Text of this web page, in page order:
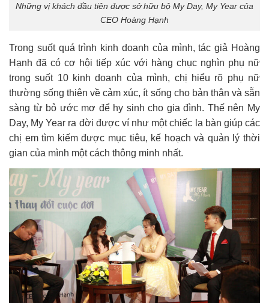
Những vị khách đầu tiên được sở hữu bộ My Day, My Year của
CEO Hoàng Hạnh
Trong suốt quá trình kinh doanh của mình, tác giả Hoàng
Hạnh đã có cơ hội tiếp xúc với hàng chục nghìn phụ nữ
trong suốt 10 kinh doanh của mình, chị hiểu rõ phụ nữ
thường sống thiên về cảm xúc, ít sống cho bản thân và sẵn
sàng từ bỏ ước mơ để hy sinh cho gia đình. Thế nên My
Day, My Year ra đời được ví như một chiếc la bàn giúp các
chị em tìm kiếm được mục tiêu, kế hoạch và quản lý thời
gian của mình một cách thông minh nhất.